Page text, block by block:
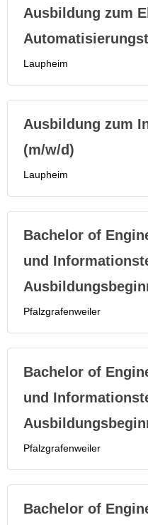
Ausbildung zum
Laupheim
Ausbildung zum
(m/w/d)
Laupheim
Bachelor of
und
Pfalzgrafenweiler
Bachelor of
und
Pfalzgrafenweiler
Bachelor of